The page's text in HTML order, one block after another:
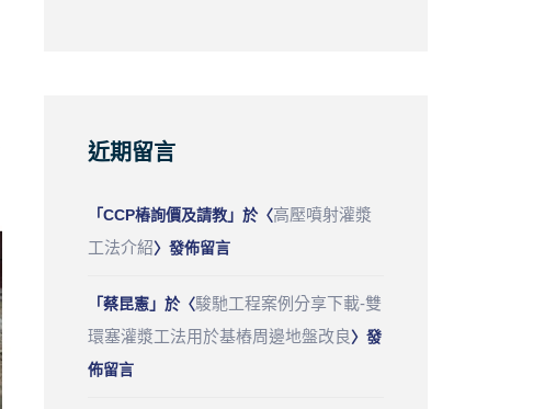
近期留言
「CCP樁詢價及請教」於〈高壓噴射灌漿
工法介紹〉發佈留言
「蔡昆憲」於〈駿馳工程案例分享下載-雙
環塞灌漿工法用於基樁周邊地盤改良〉發
佈留言